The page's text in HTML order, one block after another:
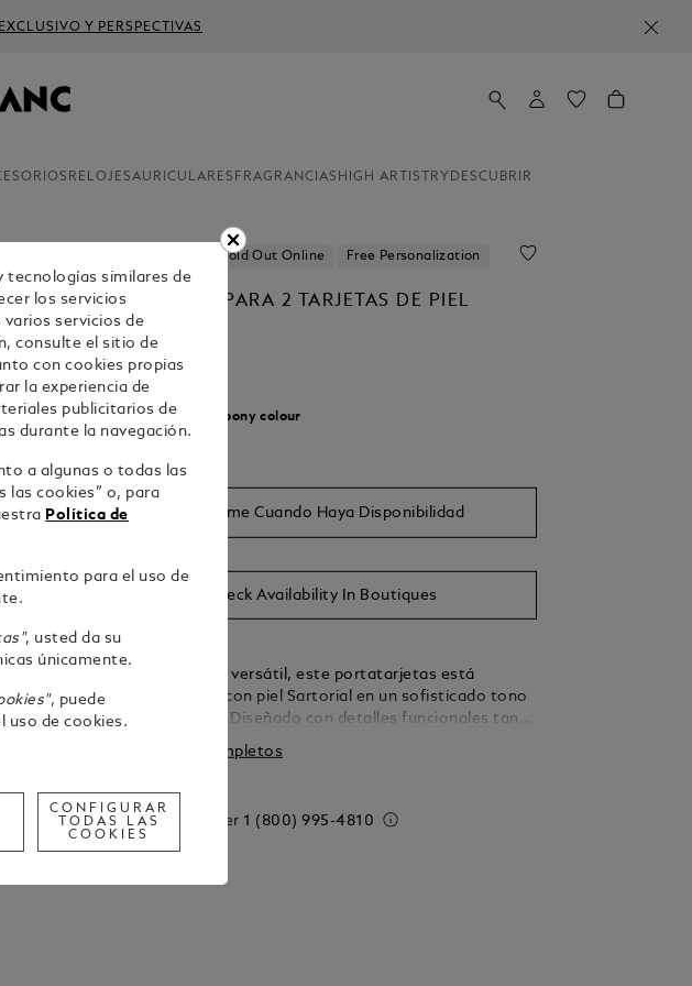
Y PERSPECTIVAS
RELOJESAURICULARES FRAGRANCIAS HIGH ARTISTRY DESCUBRIR
Sold Out Online Free Personalization
TARJETERO PARA 2 TARJETAS DE PIEL
SARTORIAL
$300.00
Select aColour: Ebony colour
Avisarme Cuando Haya Disponibilidad
Check Availability In Boutiques
Compacto pero versátil, este portatarjetas está
confeccionado con piel Sartorial en un sofisticado tono
de color ébano. Diseñado con detalles funcionales tanto
dentro como fuera, presenta 6 ranuras para tarjetas de
crédito, 1 compartimento para tarjetas de visita y un
incluye 1 ranura adicional para 4 tarjetas de crédito.
Ver detalles completos
Call to order 1 (800) 995-4810
tecnologías similares de
los servicios
servicios de
consulte el sitio de
con cookies propias
la experiencia de
publicitarios de
durante la navegación.
a algunas o todas las
las cookies” o, para
Política de
para el uso de
, usted da su
únicamente.
, puede
uso de cookies.
CONFIGURAR
TODAS LAS
COOKIES